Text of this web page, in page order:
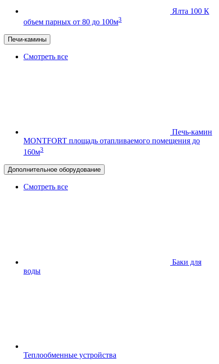
Ялта 100 К
объем парных от 80 до 100м3
Печи-камины
Смотреть все
Печь-камин
MONTFORT площадь отапливаемого помещения до
160м3
Дополнительное оборудование
Смотреть все
Баки для
воды
Теплообменные устройства